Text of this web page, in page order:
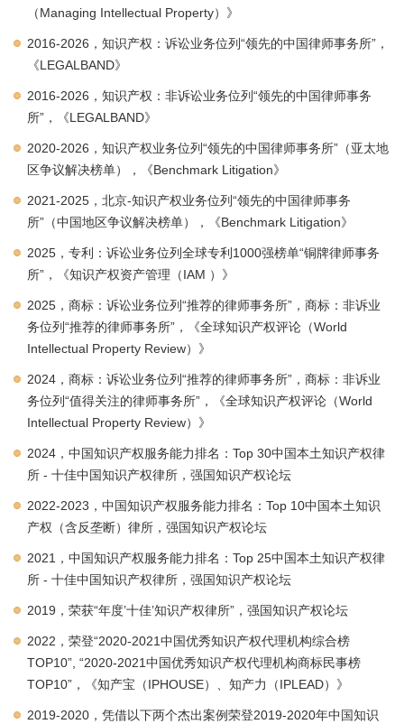
（Managing Intellectual Property）》
2016-2026，知识产权：诉讼业务位列“领先的中国律师事务所”，
《LEGALBAND》
2016-2026，知识产权：非诉讼业务位列“领先的中国律师事务
所”，《LEGALBAND》
2020-2026，知识产权业务位列“领先的中国律师事务所”（亚太地
区争议解决榜单），《Benchmark Litigation》
2021-2025，北京-知识产权业务位列“领先的中国律师事务
所”（中国地区争议解决榜单），《Benchmark Litigation》
2025，专利：诉讼业务位列全球专利1000强榜单“铜牌律师事务
所”，《知识产权资产管理（IAM ）》
2025，商标：诉讼业务位列“推荐的律师事务所”，商标：非诉业
务位列“推荐的律师事务所”，《全球知识产权评论（World
Intellectual Property Review）》
2024，商标：诉讼业务位列“推荐的律师事务所”，商标：非诉业
务位列“值得关注的律师事务所”，《全球知识产权评论（World
Intellectual Property Review）》
2024，中国知识产权服务能力排名：Top 30中国本土知识产权律
所 - 十佳中国知识产权律所，强国知识产权论坛
2022-2023，中国知识产权服务能力排名：Top 10中国本土知识
产权（含反垄断）律所，强国知识产权论坛
2021，中国知识产权服务能力排名：Top 25中国本土知识产权律
所 - 十佳中国知识产权律所，强国知识产权论坛
2019，荣获“年度’十佳’知识产权律所”，强国知识产权论坛
2022，荣登“2020-2021中国优秀知识产权代理机构综合榜
TOP10”, “2020-2021中国优秀知识产权代理机构商标民事榜
TOP10”，《知产宝（IPHOUSE）、知产力（IPLEAD）》
2019-2020，凭借以下两个杰出案例荣登2019-2020年中国知识